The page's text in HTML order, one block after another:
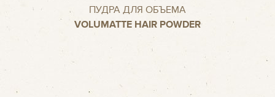
ПУДРА ДЛЯ ОБЪЕМА
VOLUMATTE HAIR POWDER